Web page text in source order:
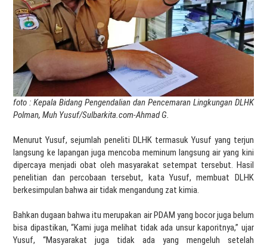
foto : Kepala Bidang Pengendalian dan Pencemaran Lingkungan DLHK
Polman, Muh Yusuf/Sulbarkita.com-Ahmad G.
Menurut Yusuf, sejumlah peneliti DLHK termasuk Yusuf yang terjun
langsung ke lapangan juga mencoba meminum langsung air yang kini
dipercaya menjadi obat oleh masyarakat setempat tersebut. Hasil
penelitian dan percobaan tersebut, kata Yusuf, membuat DLHK
berkesimpulan bahwa air tidak mengandung zat kimia.
Bahkan dugaan bahwa itu merupakan air PDAM yang bocor juga belum
bisa dipastikan, “Kami juga melihat tidak ada unsur kaporitnya,” ujar
Yusuf, “Masyarakat juga tidak ada yang mengeluh setelah